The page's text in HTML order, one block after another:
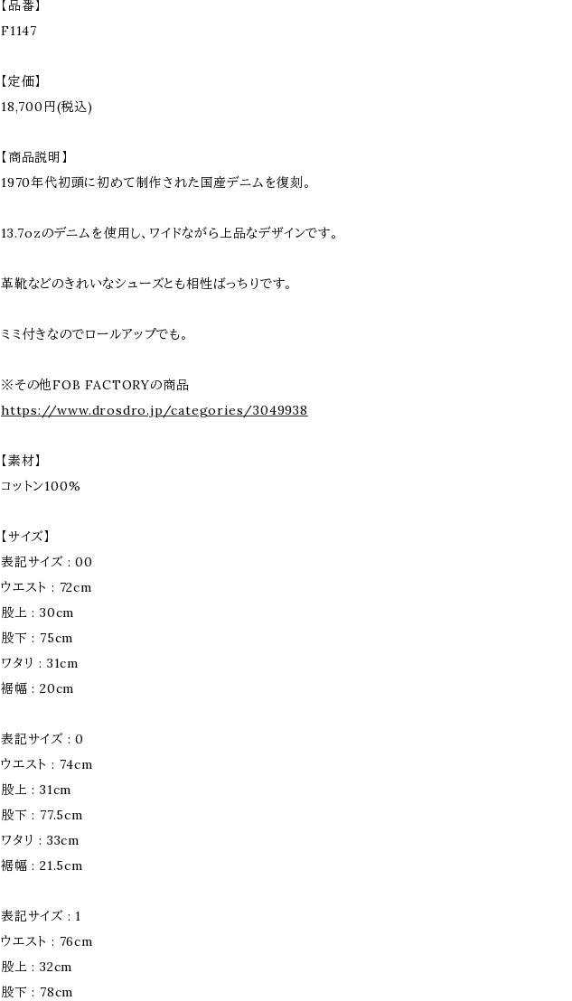
【品番】
F1147
【定価】
18,700円(税込)
【商品説明】
1970年代初頭に初めて制作された国産デニムを復刻。
13.7ozのデニムを使用し、ワイドながら上品なデザインです。
革靴などのきれいなシューズとも相性ばっちりです。
ミミ付きなのでロールアップでも。
※その他FOB FACTORYの商品
https://www.drosdro.jp/categories/3049938
【素材】
コットン100%
【サイズ】
表記サイズ : 00
ウエスト : 72cm
股上 : 30cm
股下 : 75cm
ワタリ : 31cm
裾幅 : 20cm
表記サイズ : 0
ウエスト : 74cm
股上 : 31cm
股下 : 77.5cm
ワタリ : 33cm
裾幅 : 21.5cm
表記サイズ : 1
ウエスト : 76cm
股上 : 32cm
股下 : 78cm